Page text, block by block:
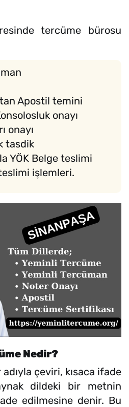
tercüme bürosu
Apostil temini
onayı
onayı
tasdik
YÖK Belge teslimi
işlemleri.
Nedir?
çeviri, kısaca ifade
dildeki bir metnin
edilmesine denir. Bu